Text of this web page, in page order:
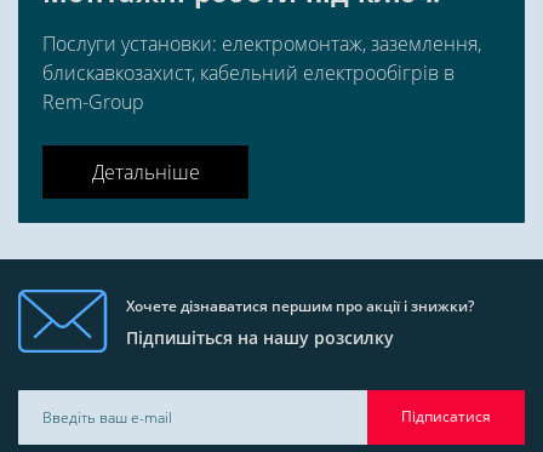
Послуги установки: електромонтаж, заземлення,
блискавкозахист, кабельний електрообігрів в
Rem-Group
Детальніше
Хочете дізнаватися першим про акції і знижки?
Підпишіться на нашу розсилку
Підписатися